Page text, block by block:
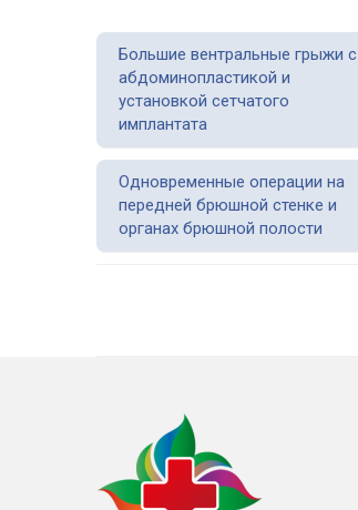
Большие вентральные грыжи с
абдоминопластикой и
установкой сетчатого
имплантата
Одновременные операции на
передней брюшной стенке и
органах брюшной полости